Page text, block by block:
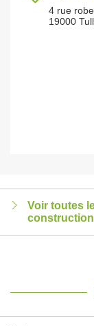
4 rue
19000
Voir toutes